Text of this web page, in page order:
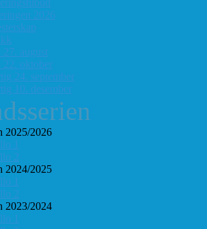
2026
august
22. oktober
24. september
10. desember
2025/2026
1
2
2024/2025
1
2
2023/2024
1